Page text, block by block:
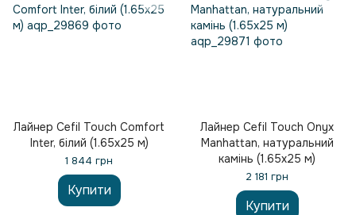
Лайнер Cefil Touch Comfort
Inter, білий (1.65x25 м)
1 844 грн
Купити
Лайнер Cefil Touch Onyx
Manhattan, натуральний
камінь (1.65x25 м)
2 181 грн
Купити